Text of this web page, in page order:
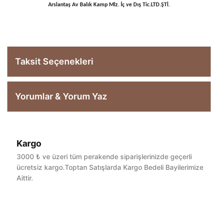
Arslantaş Av Balık Kamp Mlz. İç ve Dış Tic.LTD.ŞTİ.
Taksit Seçenekleri
Yorumlar & Yorum Yaz
Bu ürüne ilk yorumu siz yapın!
Kargo
3000 ₺ ve üzeri tüm perakende siparişlerinizde geçerli
ücretsiz kargo.Toptan Satışlarda Kargo Bedeli Bayilerimize
Aittir.